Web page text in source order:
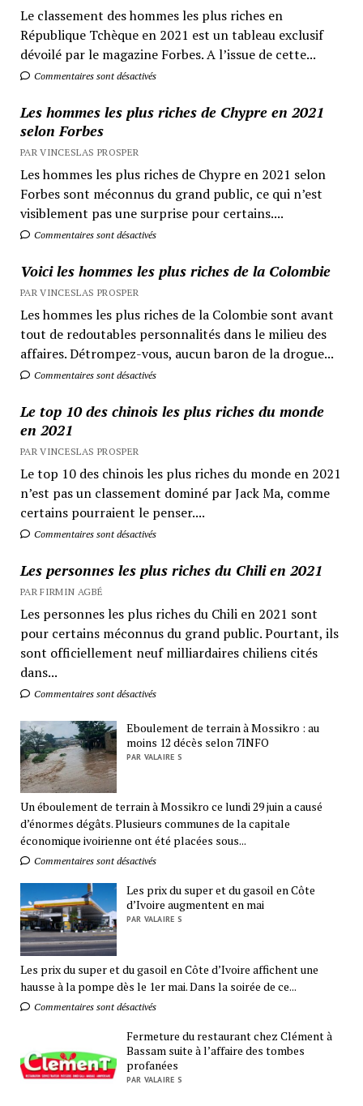
Le classement des hommes les plus riches en
République Tchèque en 2021 est un tableau exclusif
dévoilé par le magazine Forbes. A l’issue de cette...
Commentaires sont désactivés
Les hommes les plus riches de Chypre en 2021
selon Forbes
PAR VINCESLAS PROSPER
Les hommes les plus riches de Chypre en 2021 selon
Forbes sont méconnus du grand public, ce qui n’est
visiblement pas une surprise pour certains....
Commentaires sont désactivés
Voici les hommes les plus riches de la Colombie
PAR VINCESLAS PROSPER
Les hommes les plus riches de la Colombie sont avant
tout de redoutables personnalités dans le milieu des
affaires. Détrompez-vous, aucun baron de la drogue...
Commentaires sont désactivés
Le top 10 des chinois les plus riches du monde
en 2021
PAR VINCESLAS PROSPER
Le top 10 des chinois les plus riches du monde en 2021
n’est pas un classement dominé par Jack Ma, comme
certains pourraient le penser....
Commentaires sont désactivés
Les personnes les plus riches du Chili en 2021
PAR FIRMIN AGBÉ
Les personnes les plus riches du Chili en 2021 sont
pour certains méconnus du grand public. Pourtant, ils
sont officiellement neuf milliardaires chiliens cités
dans...
Commentaires sont désactivés
Eboulement de terrain à Mossikro : au
moins 12 décès selon 7INFO
PAR VALAIRE S
Un éboulement de terrain à Mossikro ce lundi 29 juin a causé
d’énormes dégâts. Plusieurs communes de la capitale
économique ivoirienne ont été placées sous...
Commentaires sont désactivés
Les prix du super et du gasoil en Côte
d’Ivoire augmentent en mai
PAR VALAIRE S
Les prix du super et du gasoil en Côte d’Ivoire affichent une
hausse à la pompe dès le 1er mai. Dans la soirée de ce...
Commentaires sont désactivés
Fermeture du restaurant chez Clément à
Bassam suite à l’affaire des tombes
profanées
PAR VALAIRE S